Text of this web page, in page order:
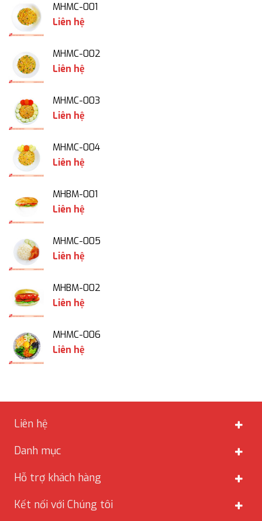
MHMC-001
Liên hệ
MHMC-002
Liên hệ
MHMC-003
Liên hệ
MHMC-004
Liên hệ
MHBM-001
Liên hệ
MHMC-005
Liên hệ
MHBM-002
Liên hệ
MHMC-006
Liên hệ
Liên hệ
Danh mục
Hỗ trợ khách hàng
Kết nối với Chúng tôi